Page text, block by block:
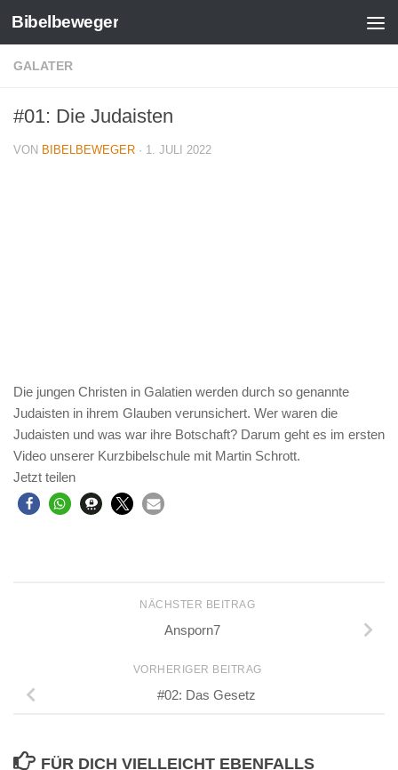
Zum Inhalt springen
Bibelbeweger
GALATER
#01: Die Judaisten
VON BIBELBEWEGER · 1. JULI 2022
Die jungen Christen in Galatien werden durch so genannte
Judaisten in ihrem Glauben verunsichert. Wer waren die
Judaisten und was war ihre Botschaft? Darum geht es im ersten
Video unserer Kurzbibelschule mit Martin Schrott.
Jetzt teilen
NÄCHSTER BEITRAG
Ansporn7
VORHERIGER BEITRAG
#02: Das Gesetz
FÜR DICH VIELLEICHT EBENFALLS